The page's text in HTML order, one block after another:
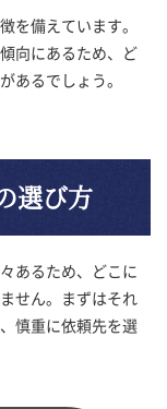
を備えています。
向にあるため、ど
あるでしょう。
選び方
あるため、どこに
せん。まずはそれ
慎重に依頼先を選